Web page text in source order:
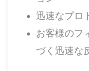
迅速なプロ
お客様のフ
づく迅速な